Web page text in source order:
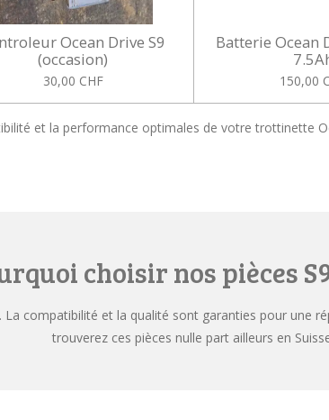
Ocean Drive S9
(occasion)
30,00 CHF
Batterie Ocean
150,00
et la performance optimales de votre trottinette
choisir nos pièces
compatibilité et la qualité sont garanties pour une
trouverez ces pièces nulle part ailleurs en